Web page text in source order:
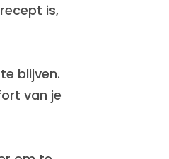
is,
blijven.
van je